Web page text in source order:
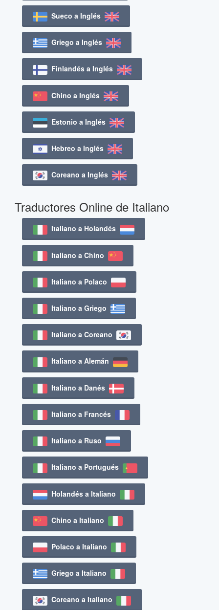
Sueco a Inglés
Griego a Inglés
Finlandés a Inglés
Chino a Inglés
Estonio a Inglés
Hebreo a Inglés
Coreano a Inglés
Traductores Online de Italiano
Italiano a Holandés
Italiano a Chino
Italiano a Polaco
Italiano a Griego
Italiano a Coreano
Italiano a Alemán
Italiano a Danés
Italiano a Francés
Italiano a Ruso
Italiano a Portugués
Holandés a Italiano
Chino a Italiano
Polaco a Italiano
Griego a Italiano
Coreano a Italiano